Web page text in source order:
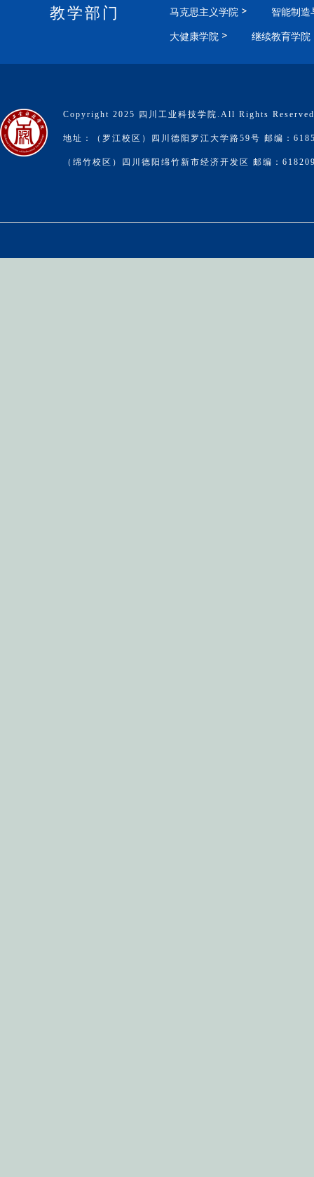
教学部门 马克思主义学院
智能制造
大健康学院
继续教育学院
Copyright 2025 四川工业科技学院.All Rights
地址：（罗江校区）四川德阳罗江大学路59号 邮编：
（绵竹校区）四川德阳绵竹新市经济开发区 邮编：